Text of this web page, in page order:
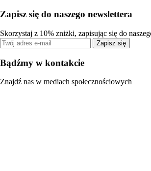
Zapisz się do naszego newslettera
Skorzystaj z 10% zniżki, zapisując się do
Zapisz się
Bądźmy w kontakcie
Znajdź nas w mediach społecznościowych